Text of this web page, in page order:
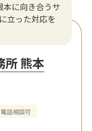
本に向き合うサ
立った対応を
所 熊本
電話相談可